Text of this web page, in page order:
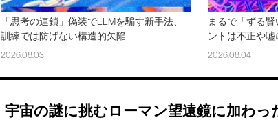
「思考の連鎖」偽装でLLMを騙す新手法、
訓練では防げない構造的欠陥
2026.08.03
まるで「ずる
ントは不正や
2026.08.04
宇宙の謎に挑むローマン望遠鏡に加わっ